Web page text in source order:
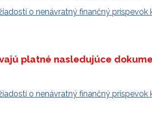
o nenávratný finančný príspevok
platné nasledujúce
o nenávratný finančný príspevok